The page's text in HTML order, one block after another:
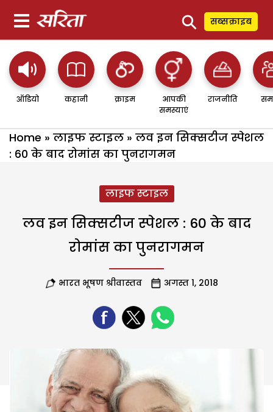
⚲ सब्सक्राइब
ऑडियो कहानी क्राइम
आपकी
समस्याएं
राजनीति
Home » लाइफ स्टाइल » लव इन सिक्सटीज स्पेशल
: 60 के बाद रोमांस का पुनरागमन
लाइफ स्टाइल
लव इन सिक्सटीज स्पेशल : 60 के बाद
रोमांस का पुनरागमन
भारत भूषण श्रीवास्तव अगस्त 1, 2018